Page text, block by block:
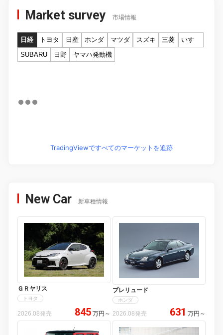
Market survey 市場情報
日経 トヨタ 日産 ホンダ マツダ スズキ 三菱
いすゞ
SUBARU
日野 ヤマハ発動機
TradingViewですべてのマーケットを追跡
New Car 新車種情報
ＧＲヤリス
トヨタ
2026.08発売 845 万円 ～
プレリュード
ホンダ
2026.08発売 631 万円 ～